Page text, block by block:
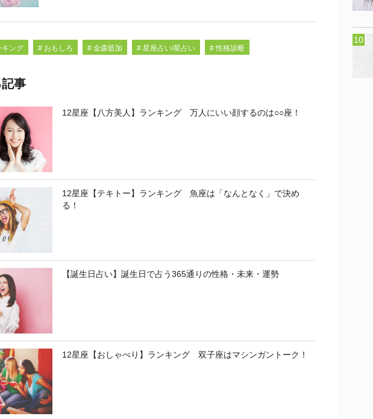
キング # おもしろ # 金森藍加 # 星座占い/星占い # 性格診断
事
12星座【八方美人】ランキング 万人にいい顔するのは○○座！
12星座【テキトー】ランキング 魚座は「なんとなく」で決め
る！
【誕生日占い】誕生日で占う365通りの性格・未来・運勢
12星座【おしゃべり】ランキング 双子座はマシンガントーク！